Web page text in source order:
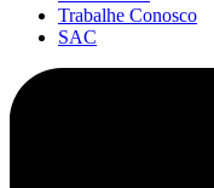
Trabalhe Conosco
SAC